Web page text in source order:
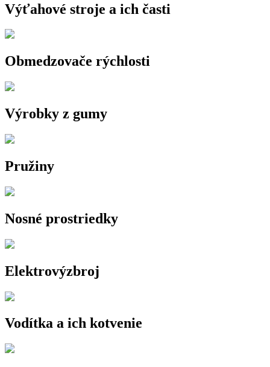
Výťahové stroje a ich časti
Obmedzovače rýchlosti
Výrobky z gumy
Pružiny
Nosné prostriedky
Elektrovýzbroj
Vodítka a ich kotvenie